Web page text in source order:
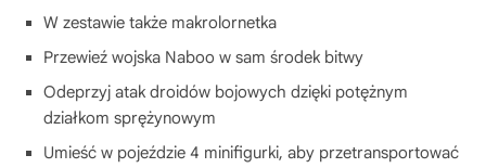
W zestawie także makrolornetka
Przewieź wojska Naboo w sam środek bitwy
Odeprzyj atak droidów bojowych dzięki potężnym
działkom sprężynowym
Umieść w pojeździe 4 minifigurki, aby przetransportować